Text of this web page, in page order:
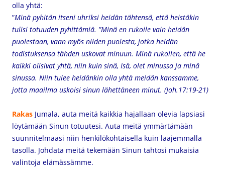
olla yhtä:
”Minä pyhitän itseni uhriksi heidän tähtensä, että heistäkin
tulisi totuuden pyhittämiä. ”Minä en rukoile vain heidän
puolestaan, vaan myös niiden puolesta, jotka heidän
todistuksensa tähden uskovat minuun. Minä rukoilen, että he
kaikki olisivat yhtä, niin kuin sinä, Isä, olet minussa ja minä
sinussa. Niin tulee heidänkin olla yhtä meidän kanssamme,
jotta maailma uskoisi sinun lähettäneen minut. (Joh.17:19-21)
Rakas Jumala, auta meitä kaikkia hajallaan olevia lapsiasi
löytämään Sinun totuutesi. Auta meitä ymmärtämään
suunnitelmaasi niin henkilökohtaisella kuin laajemmalla
tasolla. Johdata meitä tekemään Sinun tahtosi mukaisia
valintoja elämässämme.